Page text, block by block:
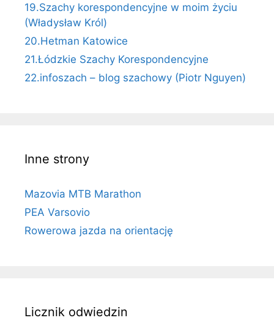
19.Szachy korespondencyjne w moim życiu
(Władysław Król)
20.Hetman Katowice
21.Łódzkie Szachy Korespondencyjne
22.infoszach – blog szachowy (Piotr Nguyen)
Inne strony
Mazovia MTB Marathon
PEA Varsovio
Rowerowa jazda na orientację
Licznik odwiedzin